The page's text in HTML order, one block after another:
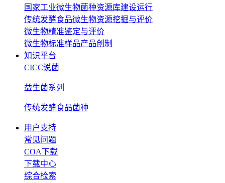
国家工业微生物菌种资源库建设运行
传统发酵食品微生物资源挖掘与评价
微生物精准鉴定与评价
微生物标准样品产品创制
知识平台
CICC说菌
益生菌系列
传统发酵食品菌种
用户支持
常见问题
COA下载
下载中心
综合检索